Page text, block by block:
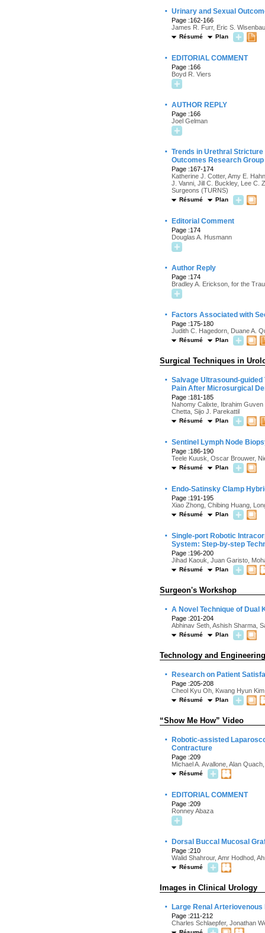
· Urinary and Sexual
Page :162-166
James R. Furr, Eric S.
Résumé Plan
· EDITORIAL COMMENT
Page :166
Boyd R. Viers
· AUTHOR REPLY
Page :166
Joel Gelman
· Trends in Urethral
Outcomes Research Group
Page :167-174
Katherine J. Cotter, Amy E.
J. Vanni, Jill C. Buckley, Lee C.
Surgeons (TURNS)
Résumé Plan
· Editorial Comment
Page :174
Douglas A. Husmann
· Author Reply
Page :174
Bradley A. Erickson, for the
· Factors Associated with
Page :175-180
Judith C. Hagedorn, Duane A.
Résumé Plan
Surgical Techniques in
· Salvage Ultrasound-
Pain After Microsurgical
Page :181-185
Nahomy Calixte, Ibrahim
Chetta, Sijo J. Parekattil
Résumé Plan
· Sentinel Lymph Node
Page :186-190
Teele Kuusk, Oscar Brouwer,
Résumé Plan
· Endo-Satinsky Clamp
Page :191-195
Xiao Zhong, Chibing Huang,
Résumé Plan
· Single-port Robotic
System: Step-by-step
Page :196-200
Jihad Kaouk, Juan Garisto,
Résumé Plan
Surgeon's Workshop
· A Novel Technique of Dual
Page :201-204
Abhinav Seth, Ashish Sharma,
Résumé Plan
Technology and Engineering
· Research on Patient
Page :205-208
Cheol Kyu Oh, Kwang Hyun
Résumé Plan
“Show Me How” Video
·
Robotic-assisted
Contracture
Page :209
Michael A. Avallone, Alan
Résumé
· EDITORIAL COMMENT
Page :209
Ronney Abaza
· Dorsal Buccal Mucosal
Page :210
Walid Shahrour, Amr Hodhod,
Résumé
Images in Clinical Urology
· Large Renal
Page :211-212
Charles Schlaepfer, Jonathan